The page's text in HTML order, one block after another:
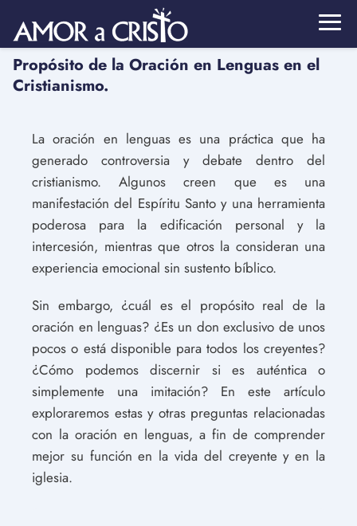
Propósito de la Oración en Lenguas en el
Cristianismo.
La oración en lenguas es una práctica que ha
generado controversia y debate dentro del
cristianismo. Algunos creen que es una
manifestación del Espíritu Santo y una herramienta
poderosa para la edificación personal y la
intercesión, mientras que otros la consideran una
experiencia emocional sin sustento bíblico.
Sin embargo, ¿cuál es el propósito real de la
oración en lenguas? ¿Es un don exclusivo de unos
pocos o está disponible para todos los creyentes?
¿Cómo podemos discernir si es auténtica o
simplemente una imitación? En este artículo
exploraremos estas y otras preguntas relacionadas
con la oración en lenguas, a fin de comprender
mejor su función en la vida del creyente y en la
iglesia.